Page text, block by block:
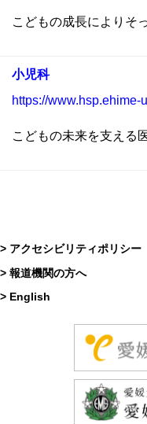
こどもの成長によりそ
小児科
https://www.hsp.ehime-
こどもの未来を支える
> アクセシビリティポリシー
> 報道機関の方へ
> English